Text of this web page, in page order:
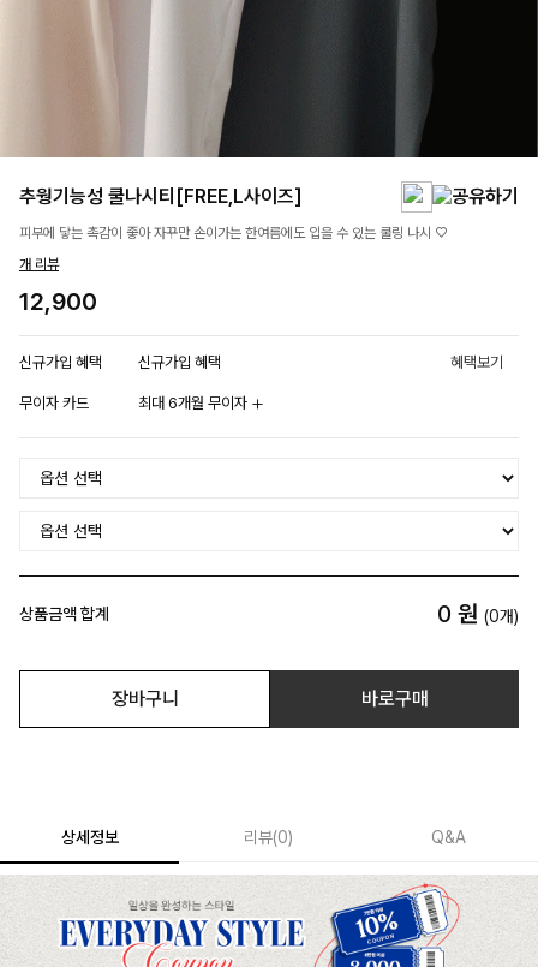
추웡기능성 쿨나시티[FREE,L사이즈]
피부에 닿는 촉감이 좋아 자꾸만 손이가는 한여름에도 입을 수 있는 쿨링 나시 ♡
개 리뷰
12,900
신규가입 혜택 신규가입 혜택 혜택보기
무이자 카드 최대 6개월 무이자
상품금액 합계 0 원 (0개)
장바구니 바로구매
상세정보 리뷰(0) Q&A